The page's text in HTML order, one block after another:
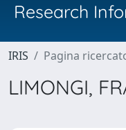
Research
IRIS Pagina
LIMONGI,